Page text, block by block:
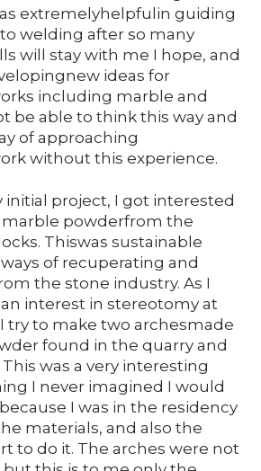
extremelyhelpfulin guiding
welding after so many
will stay with me I hope, and
ideas for
including marble and
be able to think this way and
of approaching
without this experience.
initial project, I got interested
powderfrom the
Thiswas sustainable
of recuperating and
the stone industry. As I
interest in stereotomy at
try to make two archesmade
found in the quarry and
was a very interesting
I never imagined I would
I was in the residency
materials, and also the
to do it. The arches were not